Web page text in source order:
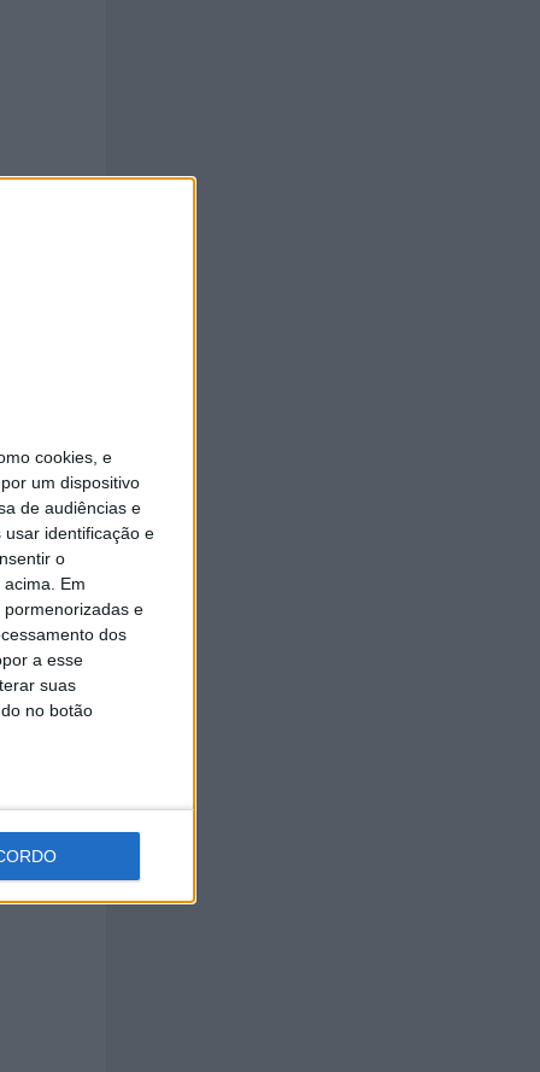
cookies, e
um dispositivo
de audiências e
identificação e
o
Em
e
dos
a esse
suas
no botão